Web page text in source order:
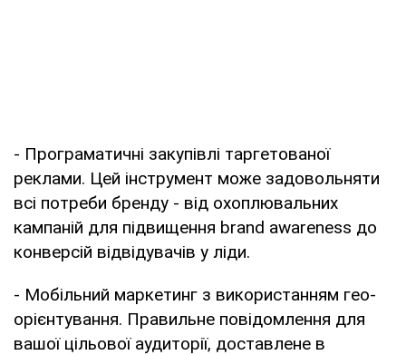
- Програматичні закупівлі таргетованої
реклами. Цей інструмент може задовольняти
всі потреби бренду - від охоплювальних
кампаній для підвищення brand awareness до
конверсій відвідувачів у ліди.
- Мобільний маркетинг з використанням гео-
орієнтування. Правильне повідомлення для
вашої цільової аудиторії, доставлене в